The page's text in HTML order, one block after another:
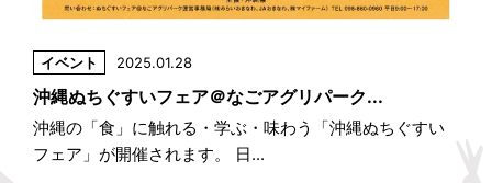
イベント 2025.01.28
沖縄ぬちぐすいフェア＠なごアグリパーク...
沖縄の「食」に触れる・学ぶ・味わう「沖縄ぬちぐすい
フェア」が開催されます。 日...